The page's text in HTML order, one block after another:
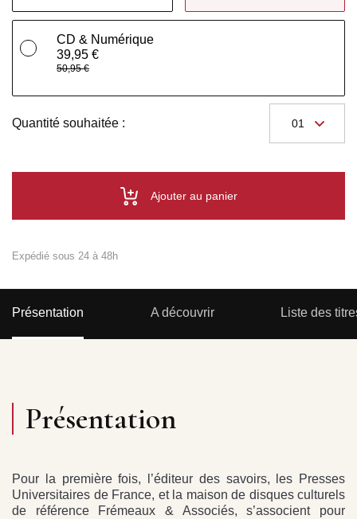
CD & Numérique
39,95 €
50,95 €
Quantité souhaitée :
Ajouter au panier
Expédié sous 24 à 48h
Présentation A découvrir Liste des
Présentation
Pour la première fois, l’éditeur des savoirs, les Presses
Universitaires de France, et la maison de disques culturels
de référence Frémeaux & Associés, s’associent pour